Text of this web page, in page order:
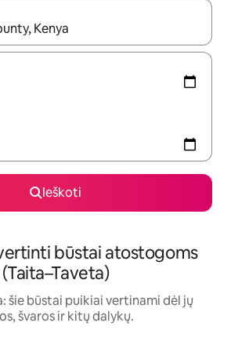
rezultatai, juos naršyti galite
Ieškoti
būstai atostogoms
(Taita–Taveta)
šie būstai puikiai vertinami dėl jų
švaros ir kitų dalykų.